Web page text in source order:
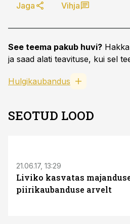
Jaga Vihja
See teema pakub huvi?
ja saad alati teavituse, kui sel
Hulgikaubandus
SEOTUD LOOD
21.06.17, 13:29
Liviko kasvatas
piirikaubanduse arvelt